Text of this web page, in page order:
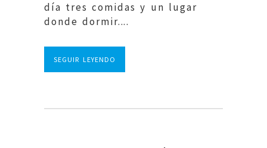
día tres comidas y un lugar
donde dormir....
SEGUIR LEYENDO